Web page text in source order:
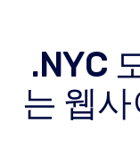
.NYC
는 웹